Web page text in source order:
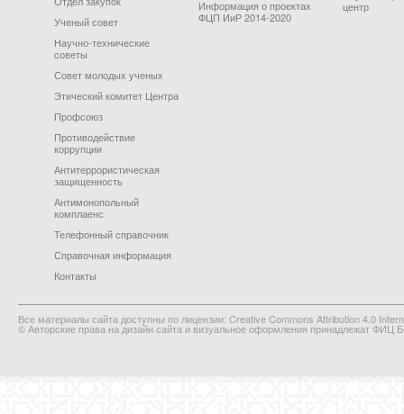
Ученый совет
Научно-технические
советы
Совет молодых ученых
Этический комитет Центра
Профсоюз
Противодействие
коррупции
Антитеррористическая
защищенность
Антимонопольный
комплаенс
Телефонный справочник
Справочная информация
Контакты
Информация о проектах
ФЦП ИиР 2014-2020
центр
Все материалы сайта доступны по лицензии: Creative Commons Attribution 4.0
© Авторские права на дизайн сайта и визуальное оформления принадлежат ФИЦ